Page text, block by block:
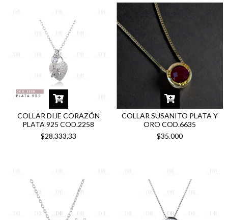
COLLAR DIJE CORAZÓN
PLATA 925 COD.2258
$28.333,33
COLLAR SUSANITO PLATA Y
ORO COD.6635
$35.000